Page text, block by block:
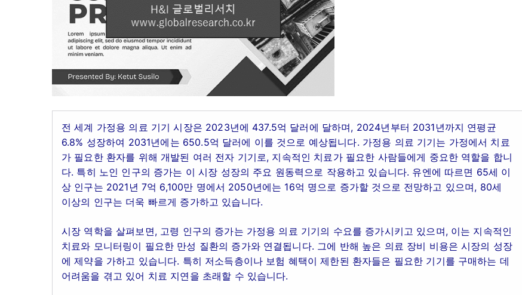
전 세계 가정용 의료 기기 시장은 2023년에 437.5억 달러에 달하며, 2024년부터 2031년까지 연평균
6.8% 성장하여 2031년에는 650.5억 달러에 이를 것으로 예상됩니다. 가정용 의료 기기는 가정에서 치료
가 필요한 환자를 위해 개발된 여러 전자 기기로, 지속적인 치료가 필요한 사람들에게 중요한 역할을 합니
다. 특히 노인 인구의 증가는 이 시장 성장의 주요 원동력으로 작용하고 있습니다. 유엔에 따르면 65세 이
상 인구는 2021년 7억 6,100만 명에서 2050년에는 16억 명으로 증가할 것으로 전망하고 있으며, 80세
이상의 인구는 더욱 빠르게 증가하고 있습니다.
시장 역학을 살펴보면, 고령 인구의 증가는 가정용 의료 기기의 수요를 증가시키고 있으며, 이는 지속적인
치료와 모니터링이 필요한 만성 질환의 증가와 연결됩니다. 그에 반해 높은 의료 장비 비용은 시장의 성장
에 제약을 가하고 있습니다. 특히 저소득층이나 보험 혜택이 제한된 환자들은 필요한 기기를 구매하는 데
어려움을 겪고 있어 치료 지연을 초래할 수 있습니다.